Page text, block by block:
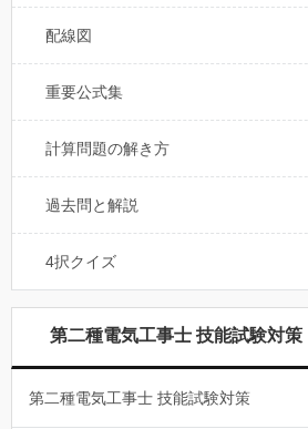
配線図
重要公式集
計算問題の解き方
過去問と解説
4択クイズ
第二種電気工事士 技能試験対策
第二種電気工事士 技能試験対策